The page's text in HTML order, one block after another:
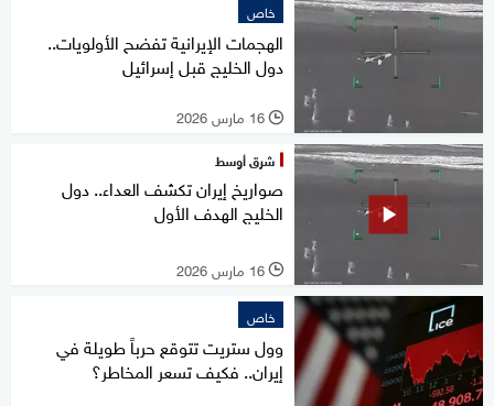
خاص
الهجمات الإيرانية تفضح الأولويات..
دول الخليج قبل إسرائيل
l 16 مارس 2026
شرق أوسط
صواريخ إيران تكشف العداء.. دول
الخليج الهدف الأول
l 16 مارس 2026
خاص
وول ستريت تتوقع حرباً طويلة في
إيران.. فكيف تسعر المخاطر؟